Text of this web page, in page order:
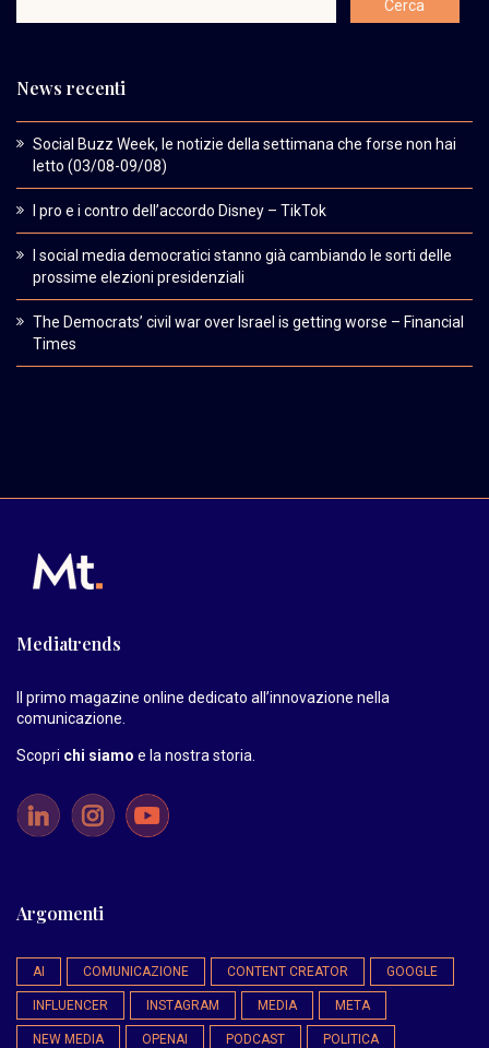
News recenti
Social Buzz Week, le notizie della settimana che forse non hai
letto (03/08-09/08)
I pro e i contro dell’accordo Disney – TikTok
I social media democratici stanno già cambiando le sorti delle
prossime elezioni presidenziali
The Democrats’ civil war over Israel is getting worse – Financial
Times
Mediatrends
Il primo magazine online dedicato all’innovazione nella
comunicazione.
Scopri chi siamo e la nostra storia
Argomenti
AI COMUNICAZIONE CONTENT CREATOR GOOGLE
INFLUENCER INSTAGRAM MEDIA META
NEW MEDIA OPENAI PODCAST POLITICA